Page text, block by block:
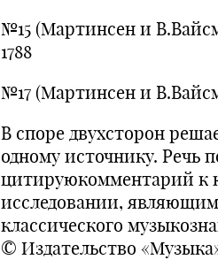
№15 (Мартинсен и
1788
№17 (Мартинсен и
В споре двухсторон
одному источнику. Речь
цитируюкомментарий к
исследовании,
классического
© Издательство